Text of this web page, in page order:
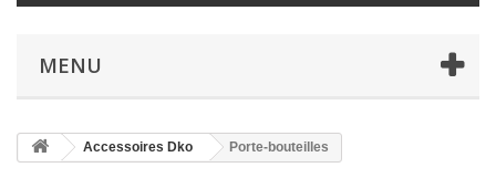
MENU
Accessoires Dko Porte-bouteilles